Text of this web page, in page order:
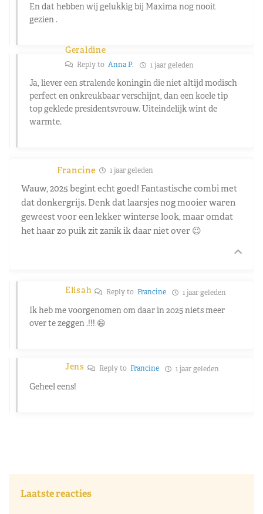
En dat hebben wij gelukkig bij Maxima nog nooit
gezien .
Geraldine
Reply to Anna P. 1 jaar geleden
Ja, liever een stralende koningin die niet altijd modisch
perfect en onkreukbaar verschijnt, dan een koele tip
top geklede presidentsvrouw. Uiteindelijk wint de
warmte.
Francine 1 jaar geleden
Wauw, 2025 begint echt goed! Fantastische combi met
dat donkergrijs. Denk dat laarsjes nog mooier waren
geweest voor een lekker winterse look, maar omdat
het haar zo puik zit zanik ik daar niet over 😉
Elisah Reply toFrancine 1 jaar geleden
Ik heb me voorgenomen om daar in 2025 niets meer
over te zeggen .!!! 😄
Jens Reply to Francine 1 jaar geleden
Geheel eens!
Laatste reacties